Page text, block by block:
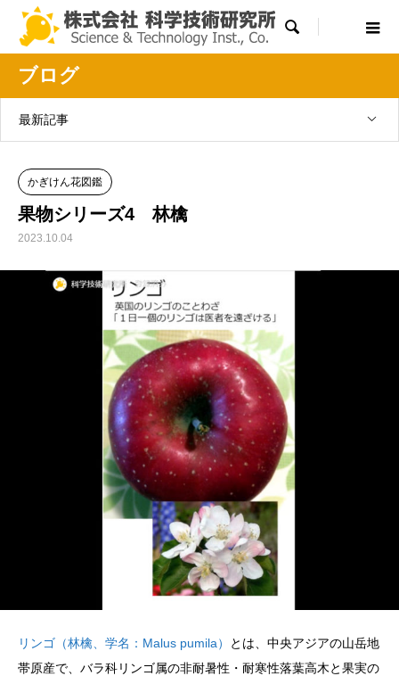

ブログ
最新記事
かぎけん花図鑑
果物シリーズ4 林檎
2023.10.04
リンゴ（林檎、学名：Malus pumila）
とは、中央アジアの山岳地
帯原産で、バラ科リンゴ属の非耐暑性・耐寒性落葉高木と果実の